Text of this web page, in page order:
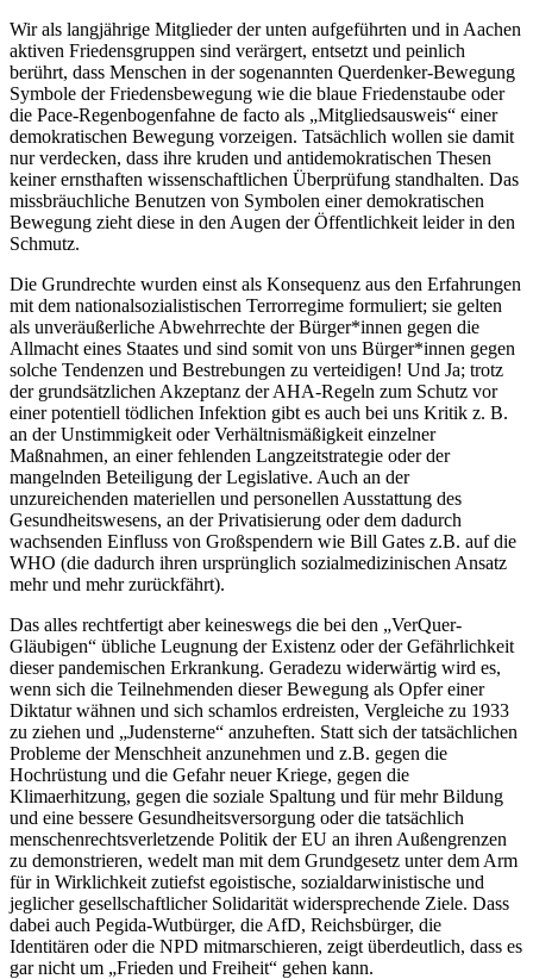
Wir als langjährige Mitglieder der unten aufgeführten und in Aachen
aktiven Friedensgruppen sind verärgert, entsetzt und peinlich
berührt, dass Menschen in der sogenannten Querdenker-Bewegung
Symbole der Friedensbewegung wie die blaue Friedenstaube oder
die Pace-Regenbogenfahne de facto als „Mitgliedsausweis“ einer
demokratischen Bewegung vorzeigen. Tatsächlich wollen sie damit
nur verdecken, dass ihre kruden und antidemokratischen Thesen
keiner ernsthaften wissenschaftlichen Überprüfung standhalten. Das
missbräuchliche Benutzen von Symbolen einer demokratischen
Bewegung zieht diese in den Augen der Öffentlichkeit leider in den
Schmutz.
Die Grundrechte wurden einst als Konsequenz aus den Erfahrungen
mit dem nationalsozialistischen Terrorregime formuliert; sie gelten
als unveräußerliche Abwehrrechte der Bürger*innen gegen die
Allmacht eines Staates und sind somit von uns Bürger*innen gegen
solche Tendenzen und Bestrebungen zu verteidigen! Und Ja; trotz
der grundsätzlichen Akzeptanz der AHA-Regeln zum Schutz vor
einer potentiell tödlichen Infektion gibt es auch bei uns Kritik z. B.
an der Unstimmigkeit oder Verhältnismäßigkeit einzelner
Maßnahmen, an einer fehlenden Langzeitstrategie oder der
mangelnden Beteiligung der Legislative. Auch an der
unzureichenden materiellen und personellen Ausstattung des
Gesundheitswesens, an der Privatisierung oder dem dadurch
wachsenden Einfluss von Großspendern wie Bill Gates z.B. auf die
WHO (die dadurch ihren ursprünglich sozialmedizinischen Ansatz
mehr und mehr zurückfährt).
Das alles rechtfertigt aber keineswegs die bei den „VerQuer-
Gläubigen“ übliche Leugnung der Existenz oder der Gefährlichkeit
dieser pandemischen Erkrankung. Geradezu widerwärtig wird es,
wenn sich die Teilnehmenden dieser Bewegung als Opfer einer
Diktatur wähnen und sich schamlos erdreisten, Vergleiche zu 1933
zu ziehen und „Judensterne“ anzuheften. Statt sich der tatsächlichen
Probleme der Menschheit anzunehmen und z.B. gegen die
Hochrüstung und die Gefahr neuer Kriege, gegen die
Klimaerhitzung, gegen die soziale Spaltung und für mehr Bildung
und eine bessere Gesundheitsversorgung oder die tatsächlich
menschenrechtsverletzende Politik der EU an ihren Außengrenzen
zu demonstrieren, wedelt man mit dem Grundgesetz unter dem Arm
für in Wirklichkeit zutiefst egoistische, sozialdarwinistische und
jeglicher gesellschaftlicher Solidarität widersprechende Ziele. Dass
dabei auch Pegida-Wutbürger, die AfD, Reichsbürger, die
Identitären oder die NPD mitmarschieren, zeigt überdeutlich, dass es
gar nicht um „Frieden und Freiheit“ gehen kann.